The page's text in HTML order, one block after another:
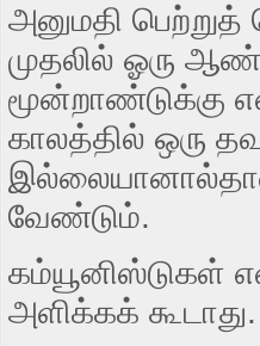
அனுமதி
முதலில் ஓரு
மூன்றாண்டுக்கு
காலத்தில் ஒரு
வேண்டும்.
கம்யூனிஸ்டுகள்
அளிக்கக் கூடாது.